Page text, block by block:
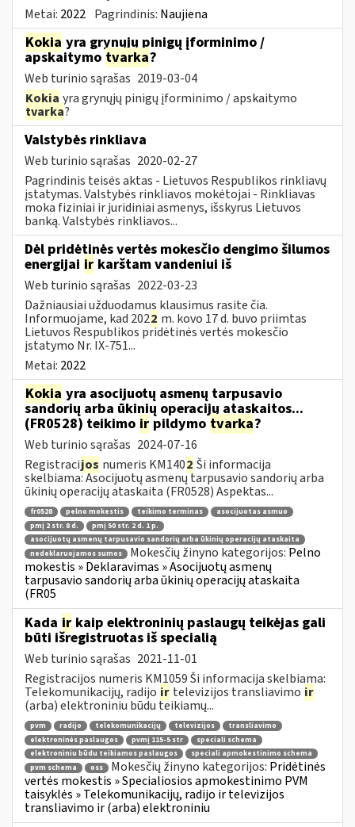
Metai: 2022 Pagrindinis: Naujiena
Kokia yra grynųjų pinigų įforminimo /
apskaitymo tvarka?
Web turinio sąrašas 2019-03-04
Kokia yra grynųjų pinigų įforminimo / apskaitymo
tvarka?
Valstybės rinkliava
Web turinio sąrašas 2020-02-27
Pagrindinis teisės aktas - Lietuvos Respublikos rinkliavų
įstatymas. Valstybės rinkliavos mokėtojai - Rinkliavas
moka fiziniai ir juridiniai asmenys, išskyrus Lietuvos
banką. Valstybės rinkliavos...
Dėl pridėtinės vertės mokesčio dengimo šilumos
energijai ir karštam vandeniui iš
Web turinio sąrašas 2022-03-23
Dažniausiai užduodamus klausimus rasite čia.
Informuojame, kad 2022 m. kovo 17 d. buvo priimtas
Lietuvos Respublikos pridėtinės vertės mokesčio
įstatymo Nr. IX-751...
Metai: 2022
Kokia yra asocijuotų asmenų tarpusavio
sandorių arba ūkinių operacijų ataskaitos...
(FR0528) teikimo ir pildymo tvarka?
Web turinio sąrašas 2024-07-16
Registracijos numeris KM1402 Ši informacija
skelbiama: Asocijuotų asmenų tarpusavio sandorių arba
ūkinių operacijų ataskaita (FR0528) Aspektas...
fr0528 pelno mokestis teikimo terminas
asocijuotas asmuo
pmį 2 str. 8 d.
pmį 50 str. 2 d. 1 p.
asocijuotų asmenų tarpusavio sandorių arba ūkinių operacijų ataskaita
nedeklaruojamos sumos
Mokesčių žinyno kategorijos: Pelno
mokestis » Deklaravimas » Asocijuotų asmenų
tarpusavio sandorių arba ūkinių operacijų ataskaita
(FR05
Kada ir kaip elektroninių paslaugų teikėjas gali
būti išregistruotas iš specialią
Web turinio sąrašas 2021-11-01
Registracijos numeris KM1059 Ši informacija skelbiama:
Telekomunikacijų, radijo ir televizijos transliavimo ir
(arba) elektroniniu būdu teikiamų...
pvm radijo telekomunikacijų televizijos
transliavimo
elektroninės paslaugos
pvmį 115-5 str
speciali schema
elektroniniu būdu teikiamos paslaugos
speciali apmokestinimo schema
pvm schema
oss Mokesčių žinyno kategorijos: Pridėtinės
vertės mokestis » Specialiosios apmokestinimo PVM
taisyklės » Telekomunikacijų, radijo ir televizijos
transliavimo ir (arba) elektroniniu